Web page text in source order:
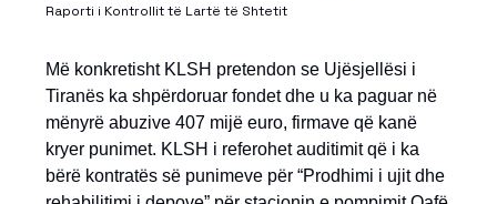
Raporti i Kontrollit të Lartë të Shtetit
Më konkretisht KLSH pretendon se Ujësjellësi i
Tiranës ka shpërdoruar fondet dhe u ka paguar në
mënyrë abuzive 407 mijë euro, firmave që kanë
kryer punimet. KLSH i referohet auditimit që i ka
bërë kontratës së punimeve për “Prodhimi i ujit dhe